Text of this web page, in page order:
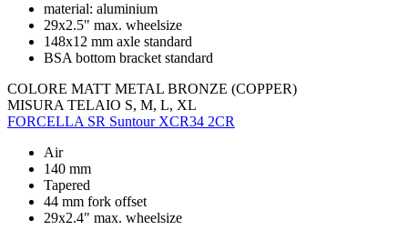
material: aluminium
29x2.5" max. wheelsize
148x12 mm axle standard
BSA bottom bracket standard
COLORE MATT METAL BRONZE (COPPER)
MISURA TELAIO S, M, L, XL
FORCELLA SR Suntour XCR34 2CR
Air
140 mm
Tapered
44 mm fork offset
29x2.4" max. wheelsize